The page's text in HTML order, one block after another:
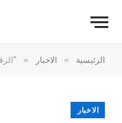
الرئيسية » الاخبار » “الرقابة
الاخبار